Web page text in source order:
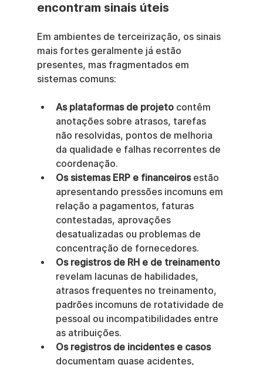
encontram sinais úteis
Em ambientes de terceirização, os sinais
mais fortes geralmente já estão
presentes, mas fragmentados em
sistemas comuns:
As plataformas de projeto contêm
anotações sobre atrasos, tarefas
não resolvidas, pontos de melhoria
da qualidade e falhas recorrentes de
coordenação.
Os sistemas ERP e financeiros estão
apresentando pressões incomuns em
relação a pagamentos, faturas
contestadas, aprovações
desatualizadas ou problemas de
concentração de fornecedores.
Os registros de RH e de treinamento
revelam lacunas de habilidades,
atrasos frequentes no treinamento,
padrões incomuns de rotatividade de
pessoal ou incompatibilidades entre
as atribuições.
Os registros de incidentes e casos
documentam quase acidentes,